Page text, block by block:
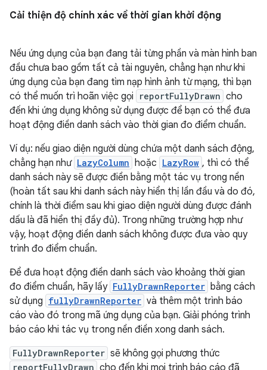
Cải thiện độ chính xác về thời gian khởi động
Nếu ứng dụng của bạn đang tải từng phần và màn hình ban
đầu chưa bao gồm tất cả tài nguyên, chẳng hạn như khi
ứng dụng của bạn đang tìm nạp hình ảnh từ mạng, thì bạn
có thể muốn trì hoãn việc gọi
reportFullyDrawn cho
đến khi ứng dụng không sử dụng được để bạn có thể đưa
hoạt động điền danh sách vào thời gian đo điểm chuẩn.
Ví dụ: nếu giao diện người dùng chứa một danh sách động,
chẳng hạn như LazyColumn hoặc LazyRow , thì có thể
danh sách này sẽ được điền bằng một tác vụ trong nền
(hoàn tất sau khi danh sách này hiển thị lần đầu và do đó,
chính là thời điểm sau khi giao diện người dùng được đánh
dấu là đã hiển thị đầy đủ). Trong những trường hợp như
vậy, hoạt động điền danh sách không được đưa vào quy
trình đo điểm chuẩn.
Để đưa hoạt động điền danh sách vào khoảng thời gian
đo điểm chuẩn, hãy lấy FullyDrawnReporter bằng cách
sử dụng fullyDrawnReporter và thêm một trình báo
cáo vào đó trong mã ứng dụng của bạn. Giải phóng trình
báo cáo khi tác vụ trong nền điền xong danh sách.
FullyDrawnReporter sẽ không gọi phương thức
reportFullyDrawn cho đến khi mọi trình báo cáo đã